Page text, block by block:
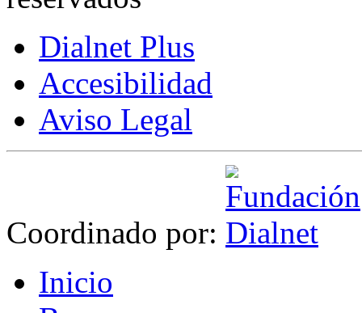
Dialnet Plus
Accesibilidad
Aviso Legal
Coordinado por:
Inicio